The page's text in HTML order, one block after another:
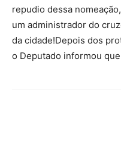
repudio dessa
um administrador do
da cidade!Depois dos
o Deputado informou